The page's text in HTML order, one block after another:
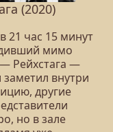
(2020)
21 час 15 минут
мимо
Рейхстага —
внутри
другие
но в зале